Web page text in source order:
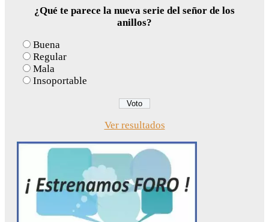
¿Qué te parece la nueva serie del señor de los
anillos?
Buena
Regular
Mala
Insoportable
Ver resultados